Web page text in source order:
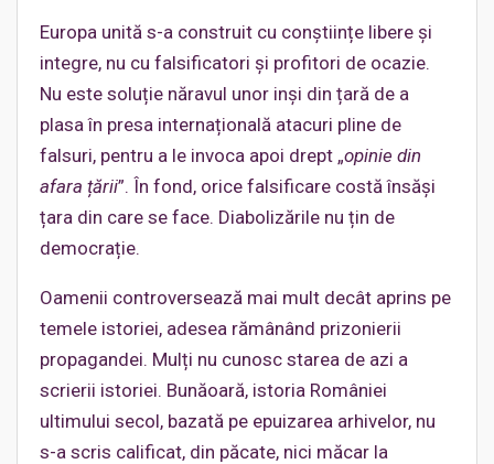
Europa unită s-a construit cu conștiințe libere și
integre, nu cu falsificatori și profitori de ocazie.
Nu este soluție năravul unor inși din țară de a
plasa în presa internațională atacuri pline de
falsuri, pentru a le invoca apoi drept „opinie din
afara țării”. În fond, orice falsificare costă însăși
țara din care se face. Diabolizările nu țin de
democrație.
Oamenii controversează mai mult decât aprins pe
temele istoriei, adesea rămânând prizonierii
propagandei. Mulți nu cunosc starea de azi a
scrierii istoriei. Bunăoară, istoria României
ultimului secol, bazată pe epuizarea arhivelor, nu
s-a scris calificat, din păcate, nici măcar la